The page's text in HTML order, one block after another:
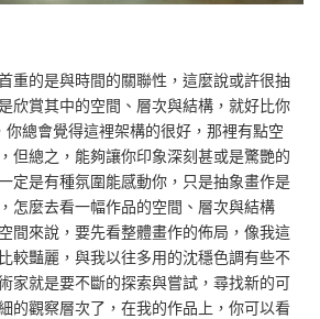
重的是與時間的關聯性，這麼說或許很抽
欣賞其中的空間、層次與結構，就好比你
總會覺得這裡架構的很好，那裡有點空
但總之，能夠讓你印象深刻甚或是驚艷的
定是有種氛圍能感動你，只是抽象畫作是
怎麼去看一幅作品的空間、層次與結構
間來說，要先看整體畫作的佈局，像我這
較豔麗，與我以往多用的沈穩色調有些不
家就是要不斷的探索與嘗試，尋找新的可
的觀察層次了，在我的作品上，你可以看